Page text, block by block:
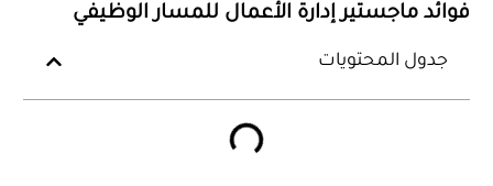
فوائد ماجستير إدارة الأعمال للمسار الوظيفي
جدول المحتويات